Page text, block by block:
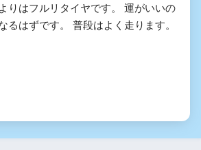
りはフルリタイヤです。 運がいいの
るはずです。 普段はよく走ります。